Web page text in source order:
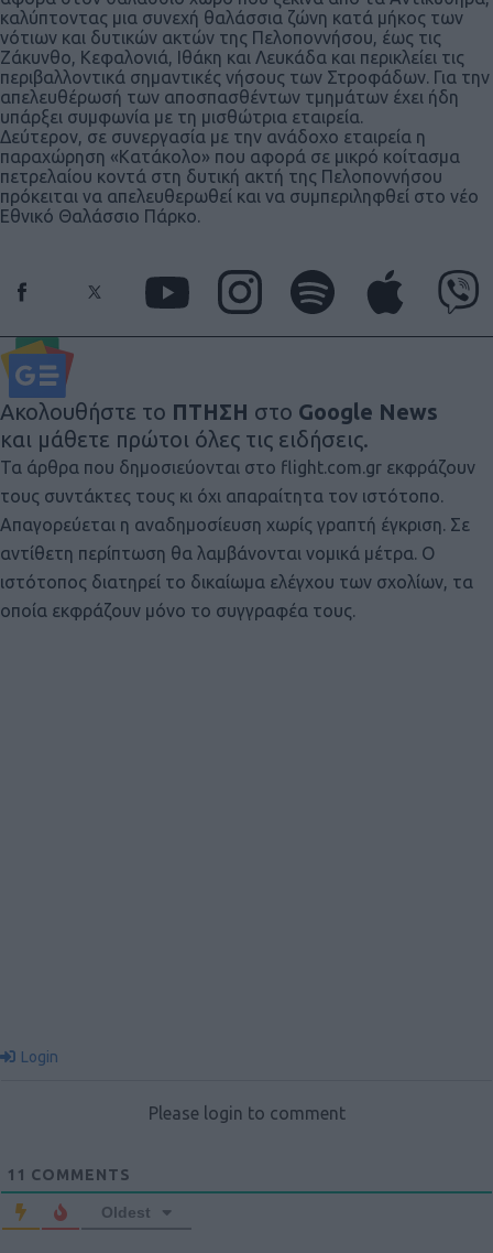
καλύπτοντας μια συνεχή θαλάσσια ζώνη κατά μήκος των
νότιων και δυτικών ακτών της Πελοποννήσου, έως τις
Ζάκυνθο, Κεφαλονιά, Ιθάκη και Λευκάδα και περικλείει τις
περιβαλλοντικά σημαντικές νήσους των Στροφάδων. Για την
απελευθέρωσή των αποσπασθέντων τμημάτων έχει ήδη
υπάρξει συμφωνία με τη μισθώτρια εταιρεία.
Δεύτερον, σε συνεργασία με την ανάδοχο εταιρεία η
παραχώρηση «Κατάκολο» που αφορά σε μικρό κοίτασμα
πετρελαίου κοντά στη δυτική ακτή της Πελοποννήσου
πρόκειται να απελευθερωθεί και να συμπεριληφθεί στο νέο
Εθνικό Θαλάσσιο Πάρκο.
Ακολουθήστε το ΠΤΗΣΗ στο Google News
και μάθετε πρώτοι όλες τις ειδήσεις.
Τα άρθρα που δημοσιεύονται στο flight.com.gr εκφράζουν
τους συντάκτες τους κι όχι απαραίτητα τον ιστότοπο.
Απαγορεύεται η αναδημοσίευση χωρίς γραπτή έγκριση. Σε
αντίθετη περίπτωση θα λαμβάνονται νομικά μέτρα. Ο
ιστότοπος διατηρεί το δικαίωμα ελέγχου των σχολίων, τα
οποία εκφράζουν μόνο το συγγραφέα τους.
Login
Please login to comment
11 COMMENTS
Oldest